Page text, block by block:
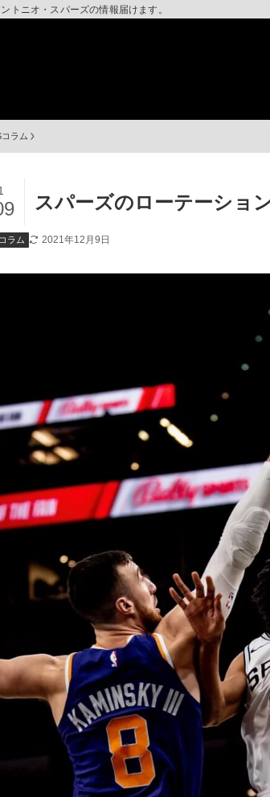
トニオ・スパーズの情報届けます。
コラム
スパーズのローテーショ
ラム 2021年12月9日